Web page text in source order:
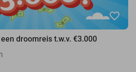
favorite_border
droomreis t.w.v. €3.000